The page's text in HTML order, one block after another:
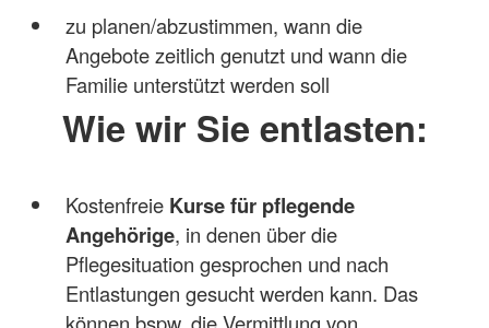
zu planen/abzustimmen, wann die
Angebote zeitlich genutzt und wann die
Familie unterstützt werden soll
Wie wir Sie entlasten:
Kostenfreie Kurse für pflegende
Angehörige, in denen über die
Pflegesituation gesprochen und nach
Entlastungen gesucht werden kann. Das
können bspw. die Vermittlung von